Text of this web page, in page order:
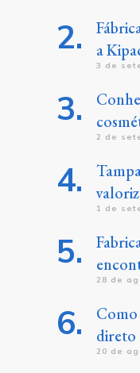
a
3 de
2 de
1 de
28 de
direto
20 de